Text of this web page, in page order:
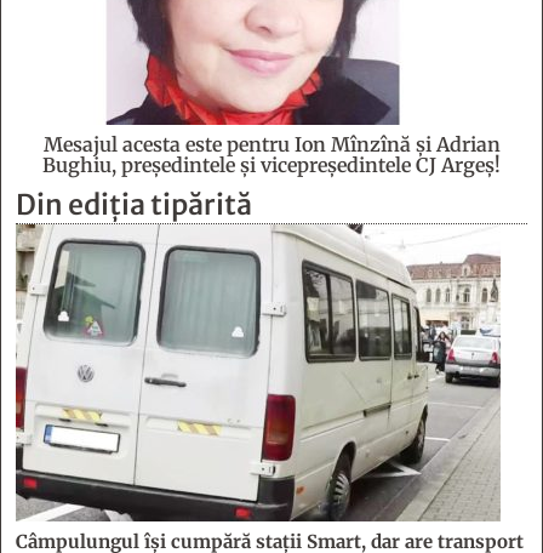
Mesajul acesta este pentru Ion Mînzînă şi Adrian
Bughiu, preşedintele şi vicepreşedintele CJ Argeş!
Din ediția tipărită
Câmpulungul îşi cumpără staţii Smart, dar are transport